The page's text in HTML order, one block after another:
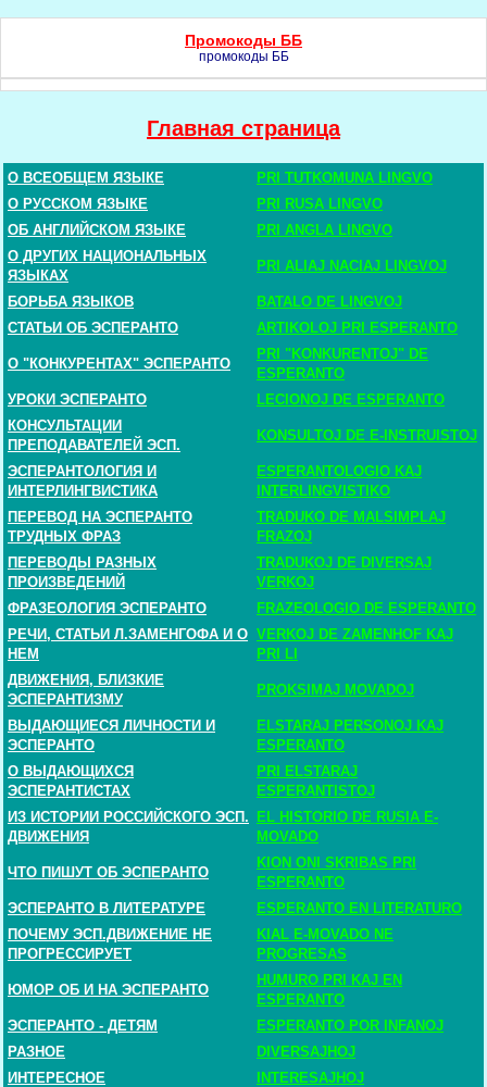
Промокоды ББ
промокоды ББ
Главная страница
О ВСЕОБЩЕМ ЯЗЫКЕ
PRI TUTKOMUNA LINGVO
О РУССКОМ ЯЗЫКЕ
PRI RUSA LINGVO
ОБ АНГЛИЙСКОМ ЯЗЫКЕ
PRI ANGLA LINGVO
О ДРУГИХ НАЦИОНАЛЬНЫХ
ЯЗЫКАХ
PRI ALIAJ NACIAJ LINGVOJ
БОРЬБА ЯЗЫКОВ
BATALO DE LINGVOJ
СТАТЬИ ОБ ЭСПЕРАНТО
ARTIKOLOJ PRI ESPERANTO
О "КОНКУРЕНТАХ" ЭСПЕРАНТО
PRI "KONKURENTOJ" DE
ESPERANTO
УРОКИ ЭСПЕРАНТО
LECIONOJ DE ESPERANTO
КОНСУЛЬТАЦИИ
ПРЕПОДАВАТЕЛЕЙ ЭСП.
KONSULTOJ DE E-INSTRUISTOJ
ЭСПЕРАНТОЛОГИЯ И
ИНТЕРЛИНГВИСТИКА
ESPERANTOLOGIO KAJ
INTERLINGVISTIKO
ПЕРЕВОД НА ЭСПЕРАНТО
ТРУДНЫХ ФРАЗ
TRADUKO DE MALSIMPLAJ
FRAZOJ
ПЕРЕВОДЫ РАЗНЫХ
ПРОИЗВЕДЕНИЙ
TRADUKOJ DE DIVERSAJ
VERKOJ
ФРАЗЕОЛОГИЯ ЭСПЕРАНТО
FRAZEOLOGIO DE ESPERANTO
РЕЧИ, СТАТЬИ Л.ЗАМЕНГОФА И О
НЕМ
VERKOJ DE ZAMENHOF KAJ
PRI LI
ДВИЖЕНИЯ, БЛИЗКИЕ
ЭСПЕРАНТИЗМУ
PROKSIMAJ MOVADOJ
ВЫДАЮЩИЕСЯ ЛИЧНОСТИ И
ЭСПЕРАНТО
ELSTARAJ PERSONOJ KAJ
ESPERANTO
О ВЫДАЮЩИХСЯ
ЭСПЕРАНТИСТАХ
PRI ELSTARAJ
ESPERANTISTOJ
ИЗ ИСТОРИИ РОССИЙСКОГО ЭСП.
ДВИЖЕНИЯ
EL HISTORIO DE RUSIA E-
MOVADO
ЧТО ПИШУТ ОБ ЭСПЕРАНТО
KION ONI SKRIBAS PRI
ESPERANTO
ЭСПЕРАНТО В ЛИТЕРАТУРЕ
ESPERANTO EN LITERATURO
ПОЧЕМУ ЭСП.ДВИЖЕНИЕ НЕ
ПРОГРЕССИРУЕТ
KIAL E-MOVADO NE
PROGRESAS
ЮМОР ОБ И НА ЭСПЕРАНТО
HUMURO PRI KAJ EN
ESPERANTO
ЭСПЕРАНТО - ДЕТЯМ
ESPERANTO POR INFANOJ
РАЗНОЕ
DIVERSAJHOJ
ИНТЕРЕСНОЕ
INTERESAJHOJ